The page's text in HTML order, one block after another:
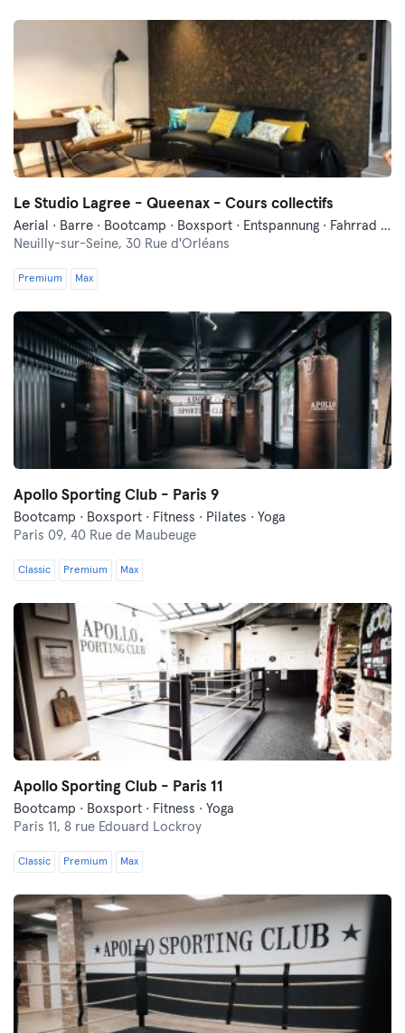
Le Studio Lagree - Queenax - Cours collectifs
Aerial · Barre · Bootcamp · Boxsport · Entspannung · Fahrrad fahren · Fitness · Funktionelles Training · Indoorcycling · Pilates · Tanzen · Yoga
Neuilly-sur-Seine, 30 Rue d'Orléans
Premium Max
Apollo Sporting Club - Paris 9
Bootcamp · Boxsport · Fitness · Pilates · Yoga
Paris 09, 40 Rue de Maubeuge
Classic Premium Max
Apollo Sporting Club - Paris 11
Bootcamp · Boxsport · Fitness · Yoga
Paris 11, 8 rue Edouard Lockroy
Classic Premium Max